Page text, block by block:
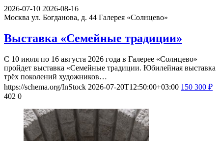
2026-07-10 2026-08-16
Москва ул. Богданова, д. 44 Галерея «Солнцево»
Выставка «Семейные традиции»
С 10 июля по 16 августа 2026 года в Галерее «Солнцево»
пройдет выставка «Семейные традиции. Юбилейная выставка
трёх поколений художников…
https://schema.org/InStock 2026-07-20T12:50:00+03:00 150 300 ₽
402 0